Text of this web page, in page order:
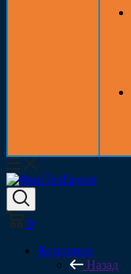
0
Компания
Назад